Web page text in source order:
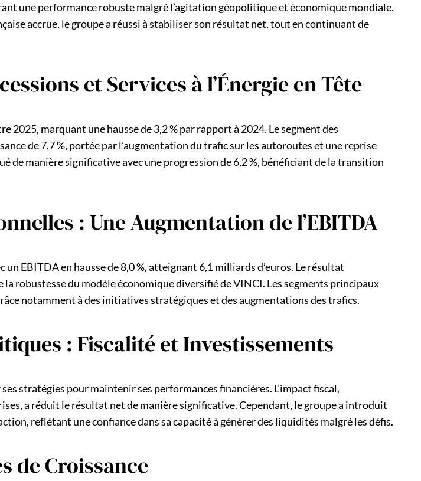
une performance robuste malgré l’agitation géopolitique et économique mondiale.
accrue, le groupe a réussi à stabiliser son résultat net, tout en continuant de
et Services à l’Énergie en Tête
2025, marquant une hausse de 3,2 % par rapport à 2024. Le segment des
de 7,7 %, portée par l’augmentation du trafic sur les autoroutes et une reprise
de manière significative avec une progression de 6,2 %, bénéficiant de la transition
: Une Augmentation de l’EBITDA
EBITDA en hausse de 8,0 %, atteignant 6,1 milliards d’euros. Le résultat
robustesse du modèle économique diversifié de VINCI. Les segments principaux
notamment à des initiatives stratégiques et des augmentations des trafics.
: Fiscalité et Investissements
stratégies pour maintenir ses performances financières. L’impact fiscal,
a réduit le résultat net de manière significative. Cependant, le groupe a introduit
reflétant une confiance dans sa capacité à générer des liquidités malgré les défis.
de Croissance